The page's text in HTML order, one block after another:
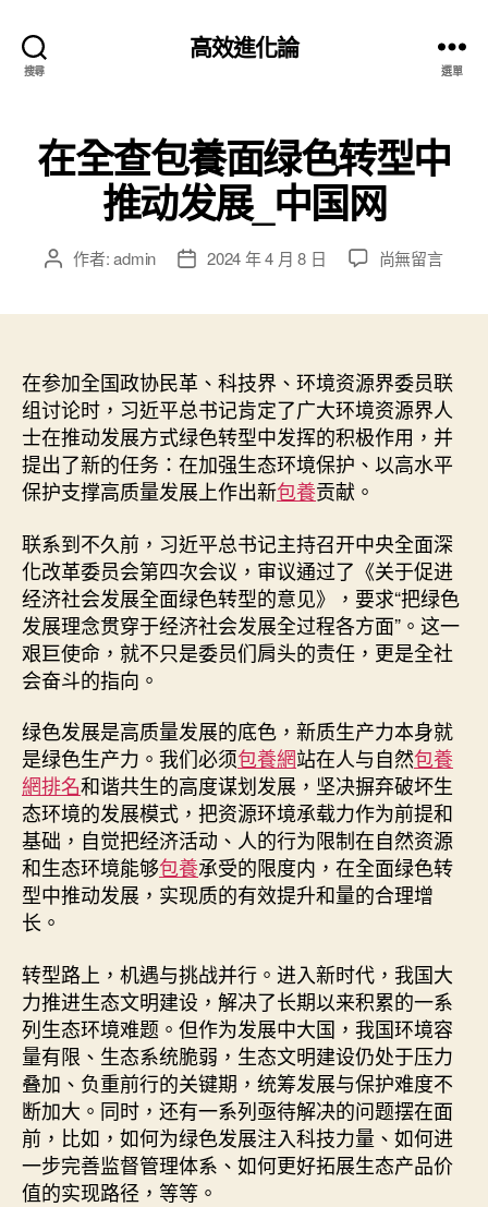
搜尋
高效進化論
選單
在全查包養面绿色转型中
推动发展_中国网
文 作者:admin
文
期
2024 年 4 月 8 日
在
養
面
绿
色
转
推
动
发
展
_
中
中
尚無留言
在参加全国政协民革、科技界、环境资源界委员联
组讨论时，习近平总书记肯定了广大环境资源界人
士在推动发展方式绿色转型中发挥的积极作用，并
提出了新的任务：在加强生态环境保护、以高水平
保护支撑高质量发展上作出新包養贡献。
联系到不久前，习近平总书记主持召开中央全面深
化改革委员会第四次会议，审议通过了《关于促进
经济社会发展全面绿色转型的意见》，要求“把绿色
发展理念贯穿于经济社会发展全过程各方面”。这一
艰巨使命，就不只是委员们肩头的责任，更是全社
会奋斗的指向。
绿色发展是高质量发展的底色，新质生产力本身就
是绿色生产力。我们必须包養網站在人与自然包養
網排名和谐共生的高度谋划发展，坚决摒弃破坏生
态环境的发展模式，把资源环境承载力作为前提和
基础，自觉把经济活动、人的行为限制在自然资源
和生态环境能够包養承受的限度内，在全面绿色转
型中推动发展，实现质的有效提升和量的合理增
长。
转型路上，机遇与挑战并行。进入新时代，我国大
力推进生态文明建设，解决了长期以来积累的一系
列生态环境难题。但作为发展中大国，我国环境容
量有限、生态系统脆弱，生态文明建设仍处于压力
叠加、负重前行的关键期，统筹发展与保护难度不
断加大。同时，还有一系列亟待解决的问题摆在面
前，比如，如何为绿色发展注入科技力量、如何进
一步完善监督管理体系、如何更好拓展生态产品价
值的实现路径，等等。